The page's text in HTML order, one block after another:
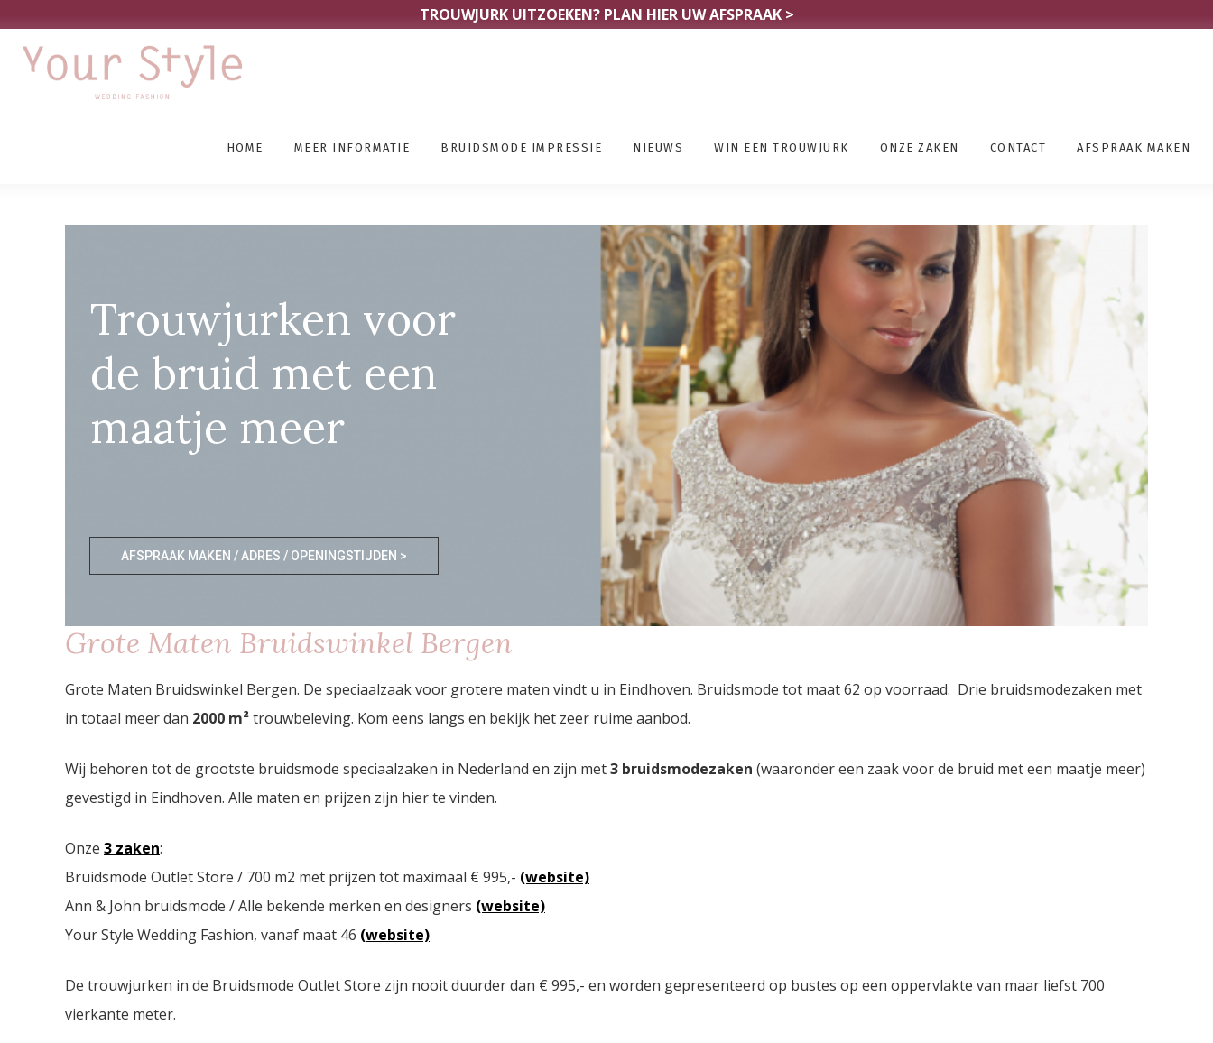
TROUWJURK UITZOEKEN? PLAN HIER UW AFSPRAAK >
HOME MEER INFORMATIE BRUIDSMODE IMPRESSIE NIEUWS WIN EEN TROUWJURK ONZE ZAKEN CONTACT AFSPRAAK MAKEN
Trouwjurken voor
de bruid met een
maatje meer
AFSPRAAK MAKEN / ADRES / OPENINGSTIJDEN >
Grote Maten Bruidswinkel Bergen
Grote Maten Bruidswinkel Bergen. De speciaalzaak voor grotere maten vindt u in Eindhoven. Bruidsmode tot maat 62 op voorraad. Drie bruidsmodezaken met
in totaal meer dan 2000 m²trouwbeleving. Kom eens langs en bekijk het zeer ruime aanbod.
Wij behoren tot de grootste bruidsmode speciaalzaken in Nederland en zijn met3 bruidsmodezaken (waaronder een zaak voor de bruid met een maatje meer)
gevestigd in Eindhoven. Alle maten en prijzen zijn hier te vinden.
Onze 3 zaken:
Bruidsmode Outlet Store / 700 m2 met prijzen tot maximaal € 995,- (website)
Ann & John bruidsmode / Alle bekende merken en designers (website)
Your Style Wedding Fashion, vanaf maat 46 (website)
De trouwjurken in de Bruidsmode Outlet Store zijn nooit duurder dan € 995,- en worden gepresenteerd op bustes op een oppervlakte van maar liefst 700
vierkante meter.